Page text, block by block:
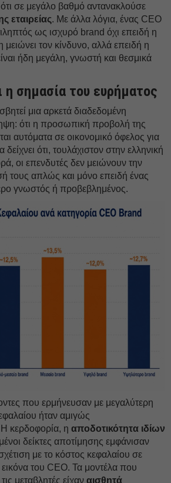
σε μεγάλο βαθμό αντανακλούσε
εταιρείας. Με άλλα λόγια, ένας CEO
ως ισχυρό brand όχι επειδή η
τον κίνδυνο, αλλά επειδή η
ήδη μεγάλη, γνωστή και θεσμικά
η σημασία του ευρήματος
μια αρκετά διαδεδομένη
ότι η προσωπική προβολή της
αυτόματα σε οικονομικό όφελος για
δείχνει ότι, τουλάχιστον στην ελληνική
οι επενδυτές δεν μειώνουν την
τους απλώς και μόνο επειδή ένας
γνωστός ή προβεβλημένος.
που ερμήνευσαν με μεγαλύτερη
ήταν αμιγώς
Η κερδοφορία, η αποδοτικότητα ιδίων
δείκτες αποτίμησης εμφάνισαν
με το κόστος κεφαλαίου σε
του CEO. Τα μοντέλα που
μεταβλητές είχαν αισθητά